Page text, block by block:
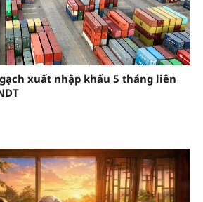
xuất nhập khẩu 5 tháng liên